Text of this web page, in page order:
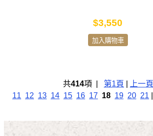
$3,550
加入購物車
共414項 | 第1頁 上一頁
11 12 13 14 15 16 17 18 19 20 21